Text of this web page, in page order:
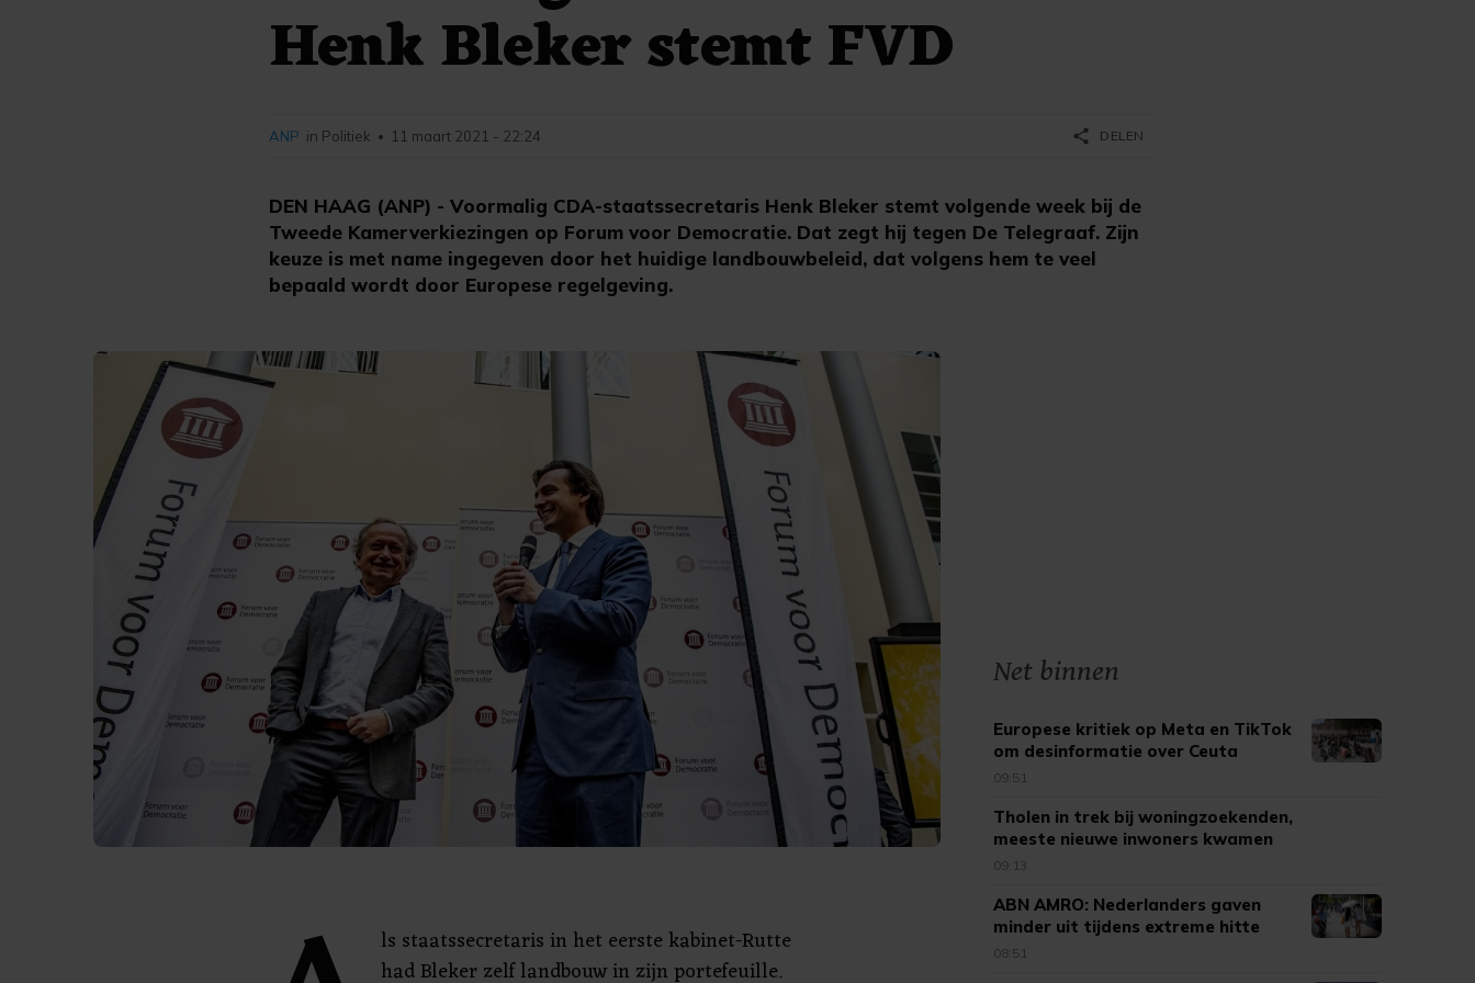
Henk Bleker stemt FVD
DEN HAAG (ANP) - Voormalig CDA-staatssecretaris Henk Bleker stemt volgende week bij de
Tweede Kamerverkiezingen op Forum voor Democratie. Dat zegt hij tegen De Telegraaf. Zijn
keuze is met name ingegeven door het huidige landbouwbeleid, dat volgens hem te veel
bepaald wordt door Europese regelgeving.
ANP in Politiek • 11 maart 2021 - 22:24 share DELEN
ls staatssecretaris in het eerste kabinet-Rutte
had Bleker zelf landbouw in zijn portefeuille.
Net binnen
Europese kritiek op Meta en TikTok
om desinformatie over Ceuta
09:51
Tholen in trek bij woningzoekenden,
meeste nieuwe inwoners kwamen
uit Bergen op Zoom
09:13
ABN AMRO: Nederlanders gaven
minder uit tijdens extreme hitte
08:51